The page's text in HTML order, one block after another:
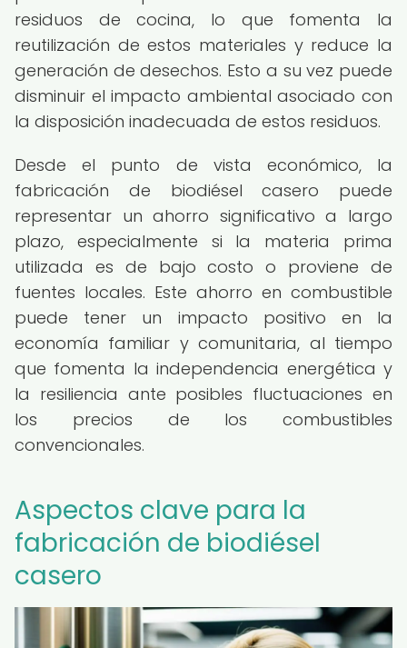
residuos de cocina, lo que fomenta la
reutilización de estos materiales y reduce la
generación de desechos. Esto a su vez puede
disminuir el impacto ambiental asociado con
la disposición inadecuada de estos residuos.
Desde el punto de vista económico, la
fabricación de biodiésel casero puede
representar un ahorro significativo a largo
plazo, especialmente si la materia prima
utilizada es de bajo costo o proviene de
fuentes locales. Este ahorro en combustible
puede tener un impacto positivo en la
economía familiar y comunitaria, al tiempo
que fomenta la independencia energética y
la resiliencia ante posibles fluctuaciones en
los precios de los combustibles
convencionales.
Aspectos clave para la
fabricación de biodiésel
casero